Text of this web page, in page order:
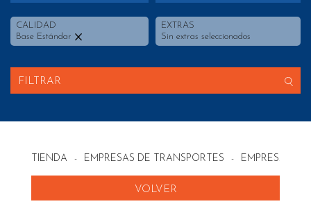
CALIDAD
Base Estándar
EXTRAS
Sin extras seleccionados
FILTRAR
TIENDA - EMPRESAS DE TRANSPORTES - EMPRESAS
VOLVER